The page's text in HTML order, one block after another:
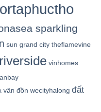
sparkling
sun grand city theflamevine
vinhomes
vân đồn wecityhalong đất